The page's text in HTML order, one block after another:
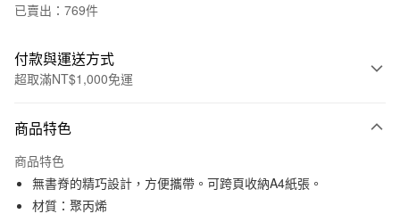
已賣出：769件
付款與運送方式
超取滿NT$1,000免運
信用卡一次付款
信用卡分期付款
3 期 0 利率 每期
商品特色
商品特色
無書脊的精巧設計，方便攜帶。可跨頁收納A4紙張。
材質：聚丙烯